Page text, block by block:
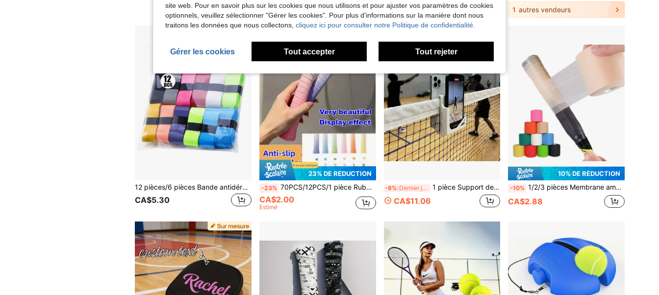
1 autres vendeurs
12 pièces/6 pièces Bande antidérapante de couleur unie pour raquette de tennis et de badminton pour usage extérieur, accessoires de raquette de tennis
CA$5.30
23% DE RÉDUCTION
-23% 70PCS/12PCS/1 pièce Ruban de préhension le plus récent - Style dégradé unique, matériau PU non absorbant/anti-dérapant, couleur arc-en-ciel, design dégradé unique à la pointe de la mode, prise confortable après remplacement, améliore l'efficacité de frappe, protection des mains absorbant les chocs, convient pour les raquettes de badminton, les cannes à pêche, les poignées de voiture, les poignées de vélo, le pickleball, le cricket, le golf, le baseball, compatible avec plusieurs raquettes - Tennis/Pickleball/Cricket/Golf/Baseball/Raquettes de badminton/Cannes à pêche Etc. - Performance améliorée, ultra-fin ultra-doux, enroulement de préhension de raquette de badminton | Haute adhérence absorbant la sueur, plusieurs couleurs disponibles (Noir/Blanc/Rose/Bleu/Violet/Cyan/Rouge/Jaune/Vert/Orange/Bleu foncé Etc.) Excellente valeur - Rapport coût-performance élevé
CA$2.00
Estimé
-6% Dernier jour 1 pièce Support de téléphone pour filet de tennis, installation clip-on, support de téléphone de tennis pliable avec angle réglable, pratique pour l'utilisation et la visualisation, conception antidérapante pour un placement stable, convient aux athlètes et au public dans les lieux sportifs, applicable pour le tennis, le badminton, l'entraînement, les matchs, le visionnage de vidéos, la diffusion en direct, l'analyse vidéo et divers accessoires sportifs, meilleur angle pour filmer l'entraînement de tennis, compact et pliable pour un transport facile, cadeau idéal pour les passionnés de tennis/badminton
CA$11.06
10% DE RÉDUCTION
-10% 1/2/3 pièces Membrane amortissante, Tampon amortisseur de raquette de badminton, Membrane amortissante en gel de raquette de tennis, Membrane amortissante de fond de poignée, Membrane adhésive de fond
CA$2.88
site web. Pour en savoir plus sur les cookies que nous utilisons et pour ajuster vos paramètres de cookies
optionnels, veuillez sélectionner "Gérer les cookies". Pour plus d'informations sur la manière dont nous
traitons les données que nous collectons, cliquez ici pour consulter notre Politique de confidentialité.
Gérer les cookies Tout accepter Tout rejeter